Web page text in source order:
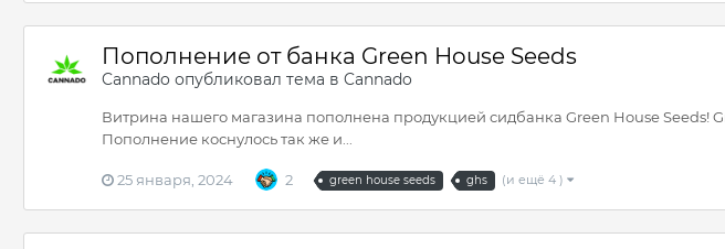
Пополнение от банка Green House Seeds
Cannado опубликовал тема в Cannado
Витрина нашего магазина пополнена продукцией сидбанка Green House Seeds!
Пополнение коснулось так же и...
25 января, 2024 2 green house seeds ghs (и ещё 4 )